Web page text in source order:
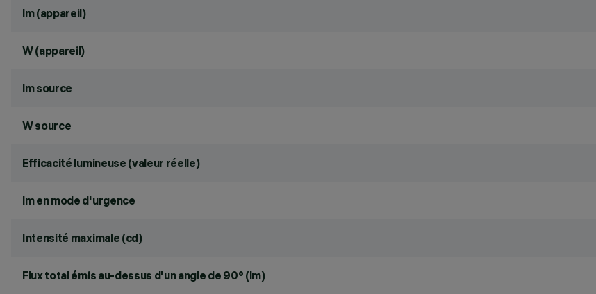
lm (appareil)
W (appareil)
lm source
W source
Efficacité lumineuse (valeur réelle)
lm en mode d'urgence
Intensité maximale (cd)
Flux total émis au-dessus d'un angle de 90° (lm)